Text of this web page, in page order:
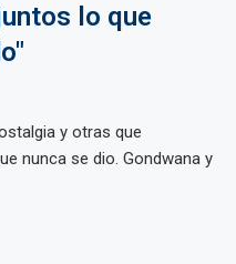
lo que
y otras que
nunca se dio. Gondwana y